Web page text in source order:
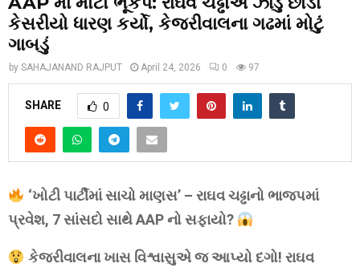
કેસરીયો ધારણ કર્યો, કેજરીવાલના ગઢમાં મોટું
ગાબડું
by SAHAJANAND RAJPUT April 24, 2026 0 97
SHARE 0
‘ખોટી પાર્ટીમાં સાચો માણસ’ – રાઘવ ચઢ્ઢાનો ભાજપમાં
પ્રવેશ, 7 સાંસદો સાથે AAP નો સફાયો?
કેજરીવાલના ખાસ વિશ્વાસુએ જ આપ્યો દગો! રાઘવ